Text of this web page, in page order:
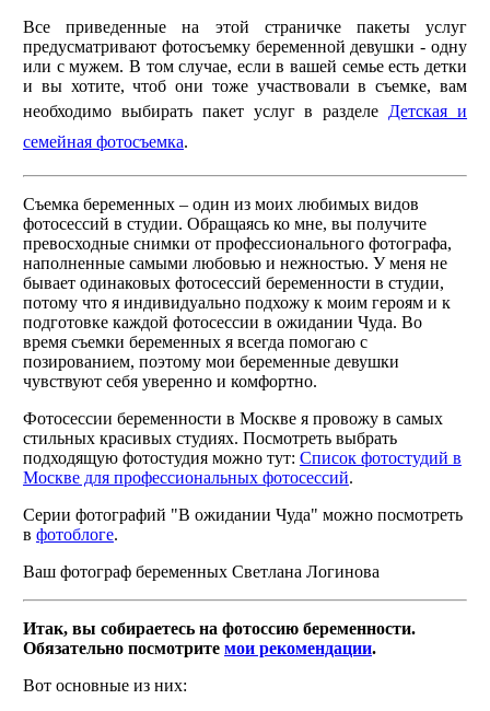
Все приведенные на этой страничке пакеты услуг
предусматривают фотосъемку беременной девушки - одну
или с мужем. В том случае, если в вашей семье есть детки
и вы хотите, чтоб они тоже участвовали в съемке, вам
необходимо выбирать пакет услуг в разделе Детская и
семейная фотосъемка.
Съемка беременных – один из моих любимых видов
фотосессий в студии. Обращаясь ко мне, вы получите
превосходные снимки от профессионального фотографа,
наполненные самыми любовью и нежностью. У меня не
бывает одинаковых фотосессий беременности в студии,
потому что я индивидуально подхожу к моим героям и к
подготовке каждой фотосессии в ожидании Чуда. Во
время съемки беременных я всегда помогаю с
позированием, поэтому мои беременные девушки
чувствуют себя уверенно и комфортно.
Фотосессии беременности в Москве я провожу в самых
стильных красивых студиях. Посмотреть выбрать
подходящую фотостудия можно тут: Список фотостудий в
Москве для профессиональных фотосессий.
Серии фотографий "В ожидании Чуда" можно посмотреть
в фотоблоге.
Ваш фотограф беременных Светлана Логинова
Итак, вы собираетесь на фотоссию беременности.
Обязательно посмотрите мои рекомендации.
Вот основные из них: